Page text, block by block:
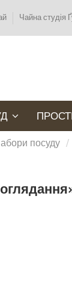
Чайна студія
посуду